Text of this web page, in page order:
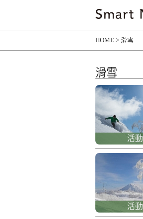
HOME 滑雪
滑雪
活動
活動